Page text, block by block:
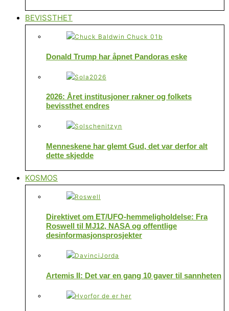
BEVISSTHET
Donald Trump har åpnet Pandoras eske
2026: Året institusjoner rakner og folkets
bevissthet endres
Menneskene har glemt Gud, det var derfor alt
dette skjedde
KOSMOS
Direktivet om ET/UFO-hemmeligholdelse: Fra
Roswell til MJ12, NASA og offentlige
desinformasjonsprosjekter
Artemis II: Det var en gang 10 gaver til sannheten